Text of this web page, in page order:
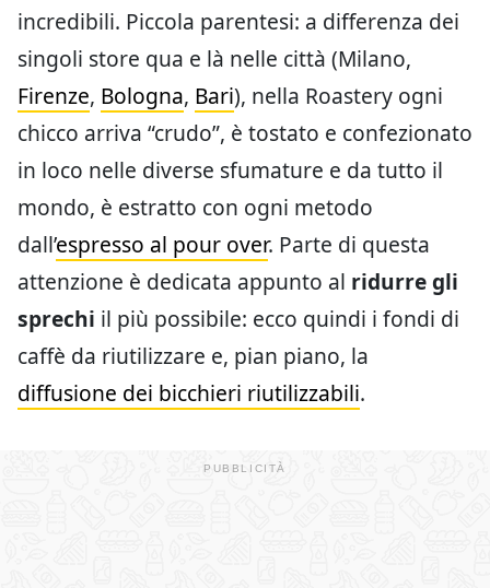
incredibili. Piccola parentesi: a differenza dei
singoli store qua e là nelle città (Milano,
Firenze, Bologna, Bari), nella Roastery ogni
chicco arriva “crudo”, è tostato e confezionato
in loco nelle diverse sfumature e da tutto il
mondo, è estratto con ogni metodo
dall’espresso al pour over. Parte di questa
attenzione è dedicata appunto al ridurre gli
sprechi il più possibile: ecco quindi i fondi di
caffè da riutilizzare e, pian piano, la
diffusione dei bicchieri riutilizzabili.